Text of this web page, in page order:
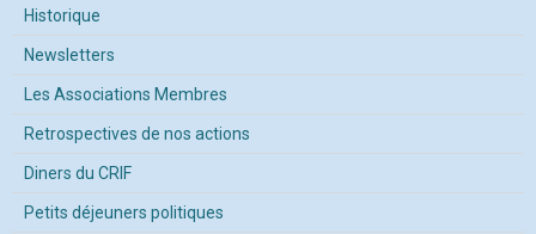
Historique
Newsletters
Les Associations Membres
Retrospectives de nos actions
Diners du CRIF
Petits déjeuners politiques